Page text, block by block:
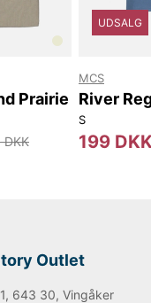
Prairie
DKK
UDSALG
MCS
River
M Polo
S
199 DKK
Outlet
643 30, Vingåker